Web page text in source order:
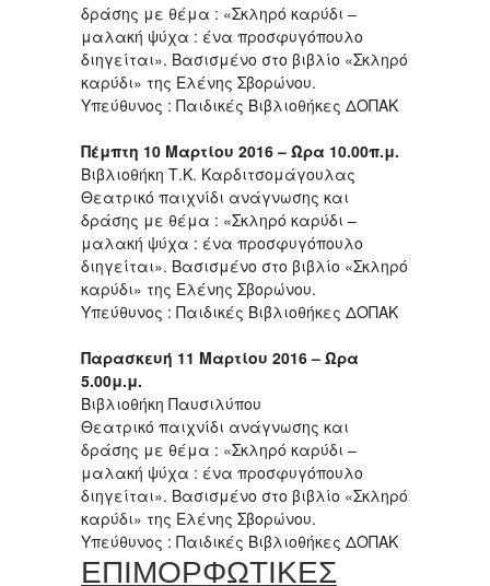
δράσης με θέμα : «Σκληρό καρύδι –
μαλακή ψύχα : ένα προσφυγόπουλο
διηγείται». Βασισμένο στο βιβλίο «Σκληρό
καρύδι» της Ελένης Σβορώνου.
Υπεύθυνος : Παιδικές Βιβλιοθήκες ΔΟΠΑΚ
Πέμπτη 10 Μαρτίου 2016 – Ώρα 10.00π.μ.
Βιβλιοθήκη Τ.Κ. Καρδιτσομάγουλας
Θεατρικό παιχνίδι ανάγνωσης και
δράσης με θέμα : «Σκληρό καρύδι –
μαλακή ψύχα : ένα προσφυγόπουλο
διηγείται». Βασισμένο στο βιβλίο «Σκληρό
καρύδι» της Ελένης Σβορώνου.
Υπεύθυνος : Παιδικές Βιβλιοθήκες ΔΟΠΑΚ
Παρασκευή 11 Μαρτίου 2016 – Ώρα
5.00μ.μ.
Βιβλιοθήκη Παυσιλύπου
Θεατρικό παιχνίδι ανάγνωσης και
δράσης με θέμα : «Σκληρό καρύδι –
μαλακή ψύχα : ένα προσφυγόπουλο
διηγείται». Βασισμένο στο βιβλίο «Σκληρό
καρύδι» της Ελένης Σβορώνου.
Υπεύθυνος : Παιδικές Βιβλιοθήκες ΔΟΠΑΚ
ΕΠΙΜΟΡΦΩΤΙΚΕΣ